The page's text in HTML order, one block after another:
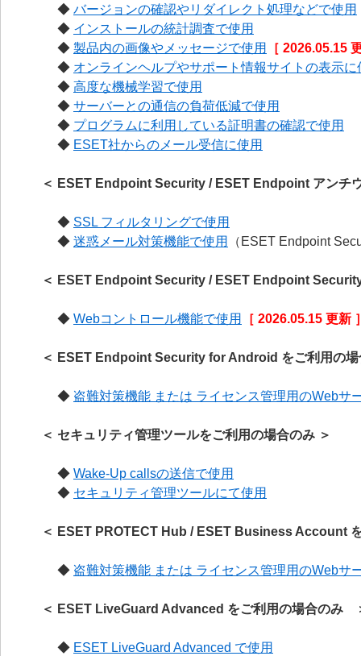
◆ バージョンの確認やリダイレクト処理などで使用
◆ インストールの統計調査で使用
◆ 製品内の画像やメッセージで使用
［ 2026.05.15
◆ オンラインヘルプやサポート情報サイトの表示に
◆ 高度な機械学習で使用
◆ サーバーとの通信の負荷低減で使用
◆ プログラムに利用している証明書の確認で使用
◆ ESET社からのメール受信に使用
＜ ESET Endpoint Security / ESET Endpoint アンチ
◆ SSL フィルタリングで使用
◆ 迷惑メール対策機能で使用 （ESET Endpoint
＜ ESET Endpoint Security / ESET Endpoint
◆ Webコントロール機能で使用 ［ 2026.05.15 更新
＜ ESET Endpoint Security for Android をご利用の場
◆ 盗難対策機能 または ライセンス管理用のWebサ
＜ セキュリティ管理ツールをご利用の場合のみ ＞
◆ Wake-Up callsの送信で使用
◆ セキュリティ管理ツールにて使用
＜ ESET PROTECT Hub / ESET Business Account
◆ 盗難対策機能 または ライセンス管理用のWebサ
＜ ESET LiveGuard Advanced をご利用の場合の
◆ ESET LiveGuard Advanced で使用